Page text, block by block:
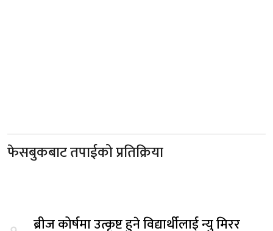
फेसबुकबाट तपाईको प्रतिक्रिया
ब्रीज कोर्षमा उत्कृष्ट हुने विद्यार्थीलाई न्यु मिरर